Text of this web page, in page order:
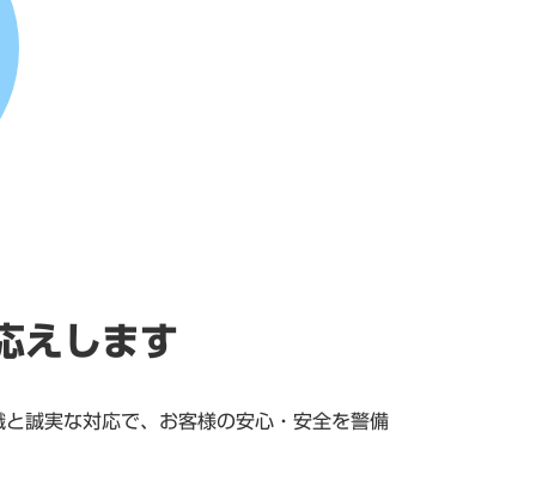
えします
誠実な対応で、お客様の安心・安全を警備